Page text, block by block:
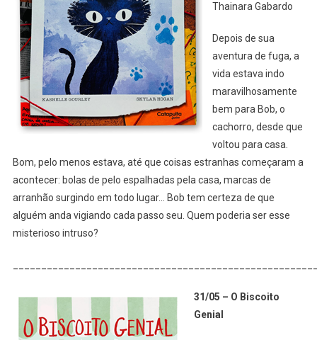
Thainara Gabardo
Depois de sua
aventura de fuga, a
vida estava indo
maravilhosamente
bem para Bob, o
cachorro, desde que
voltou para casa.
Bom, pelo menos estava, até que coisas estranhas começaram a
acontecer: bolas de pelo espalhadas pela casa, marcas de
arranhão surgindo em todo lugar… Bob tem certeza de que
alguém anda vigiando cada passo seu. Quem poderia ser esse
misterioso intruso?
31/05 – O Biscoito
Genial